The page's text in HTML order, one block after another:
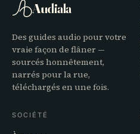
Audiala
Des guides audio pour votre
vraie façon de flâner —
sourcés honnêtement,
narrés pour la rue,
téléchargés en une fois.
SOCIÉTÉ